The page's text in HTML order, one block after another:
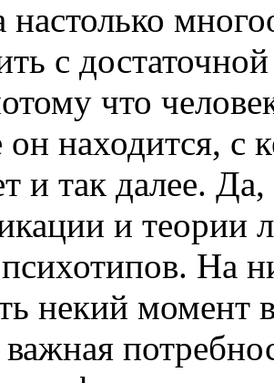
настолько
с
что
он находится, с
и так далее.
и теории
На
некий момент